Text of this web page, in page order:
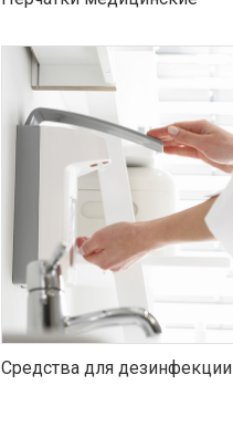
Средства для дезинфекции